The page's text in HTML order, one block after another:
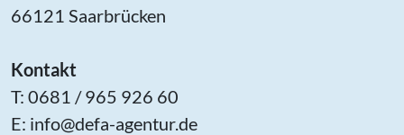
66121 Saarbrücken
Kontakt
T: 0681 / 965 926 60
E: info@defa-agentur.de